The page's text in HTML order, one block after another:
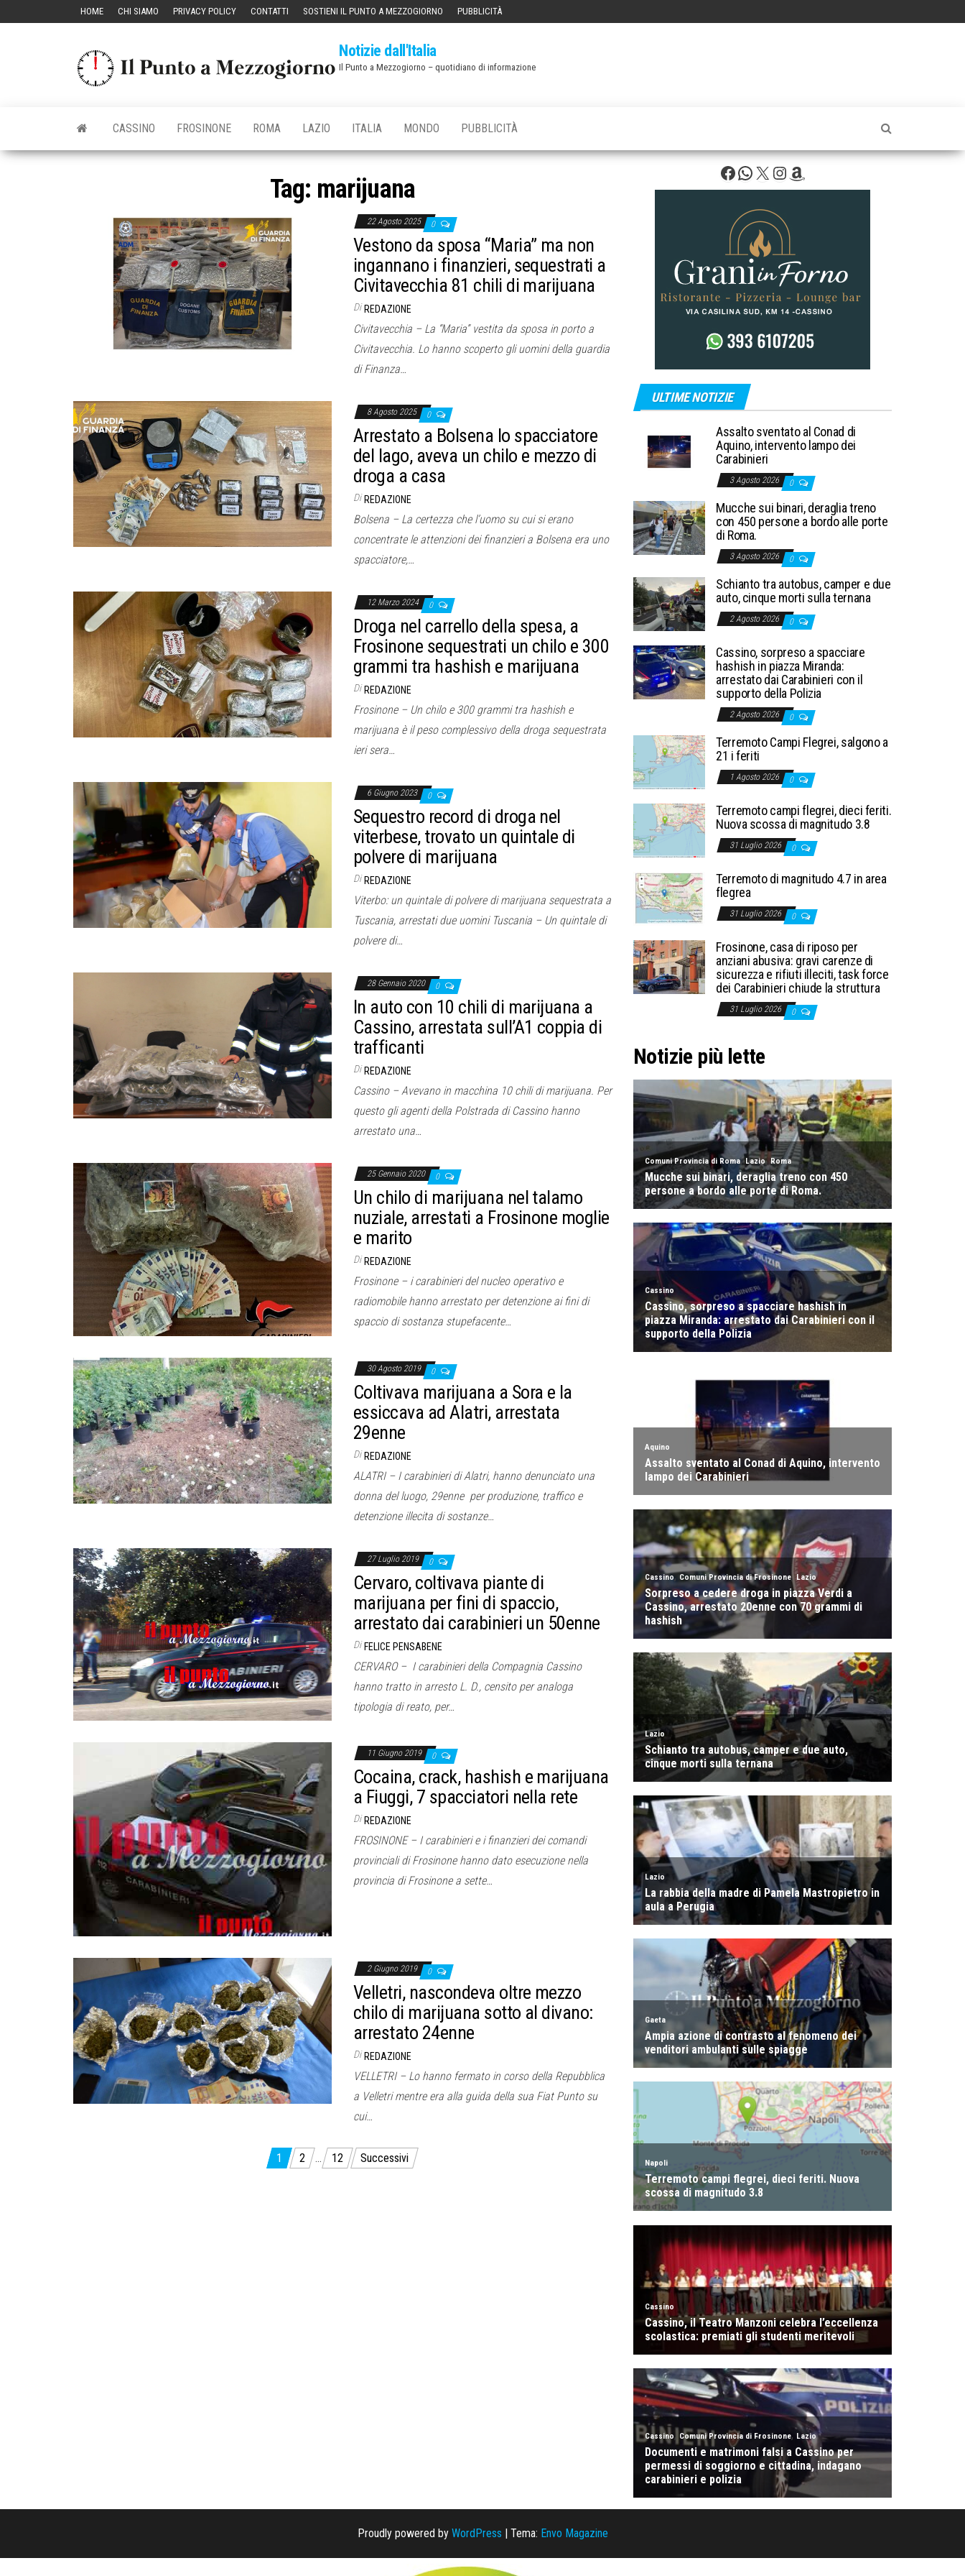
HOME CHI SIAMO PRIVACY POLICY CONTATTI SOSTIENI IL PUNTO A MEZZOGIORNO PUBBLICITÀ
Notizie dall'Italia
Il Punto a Mezzogiorno – quotidiano di informazione
CASSINO FROSINONE ROMA LAZIO ITALIA MONDO PUBBLICITÀ
Tag: marijuana
22 Agosto 2025 0
Vestono da sposa “Maria” ma non
ingannano i finanzieri, sequestrati a
Civitavecchia 81 chili di marijuana
Di REDAZIONE
Civitavecchia – La “Maria” vestita da sposa in porto a
Civitavecchia. Lo hanno scoperto gli uomini della guardia
di Finanza…
8 Agosto 2025 0
Arrestato a Bolsena lo spacciatore
del lago, aveva un chilo e mezzo di
droga a casa
Di REDAZIONE
Bolsena – La certezza che l’uomo su cui si erano
concentrate le attenzioni dei finanzieri a Bolsena era uno
spacciatore,…
12 Marzo 2024 0
Droga nel carrello della spesa, a
Frosinone sequestrati un chilo e 300
grammi tra hashish e marijuana
Di REDAZIONE
Frosinone – Un chilo e 300 grammi tra hashish e
marijuana è il peso complessivo della droga sequestrata
ieri sera…
6 Giugno 2023 0
Sequestro record di droga nel
viterbese, trovato un quintale di
polvere di marijuana
Di REDAZIONE
Viterbo: un quintale di polvere di marijuana sequestrata a
Tuscania, arrestati due uomini Tuscania – Un quintale di
polvere di…
28 Gennaio 2020 0
In auto con 10 chili di marijuana a
Cassino, arrestata sull’A1 coppia di
trafficanti
Di REDAZIONE
Cassino – Avevano in macchina 10 chili di marijuana. Per
questo gli agenti della Polstrada di Cassino hanno
arrestato una…
25 Gennaio 2020 0
Un chilo di marijuana nel talamo
nuziale, arrestati a Frosinone moglie
e marito
Di REDAZIONE
Frosinone – i carabinieri del nucleo operativo e
radiomobile hanno arrestato per detenzione ai fini di
spaccio di sostanza stupefacente…
30 Agosto 2019 0
Coltivava marijuana a Sora e la
essiccava ad Alatri, arrestata
29enne
Di REDAZIONE
ALATRI – I carabinieri di Alatri, hanno denunciato una
donna del luogo, 29enne per produzione, traffico e
detenzione illecita di sostanze…
27 Luglio 2019 0
Cervaro, coltivava piante di
marijuana per fini di spaccio,
arrestato dai carabinieri un 50enne
Di FELICE PENSABENE
CERVARO – I carabinieri della Compagnia Cassino
hanno tratto in arresto L. D., censito per analoga
tipologia di reato, per…
11 Giugno 2019 0
Cocaina, crack, hashish e marijuana
a Fiuggi, 7 spacciatori nella rete
Di REDAZIONE
FROSINONE – I carabinieri e i finanzieri dei comandi
provinciali di Frosinone hanno dato esecuzione nella
provincia di Frosinone a sette…
2 Giugno 2019 0
Velletri, nascondeva oltre mezzo
chilo di marijuana sotto al divano:
arrestato 24enne
Di REDAZIONE
VELLETRI – Lo hanno fermato in corso della Repubblica
a Velletri mentre era alla guida della sua Fiat Punto su
cui…
1 2 … 12 Successivi
Facebook
WhatsApp
X Instagram
Amazon
ULTIME NOTIZIE
Assalto sventato al Conad di
Aquino, intervento lampo dei
Carabinieri
3 Agosto 2026 0
Mucche sui binari, deraglia treno
con 450 persone a bordo alle porte
di Roma.
3 Agosto 2026 0
Schianto tra autobus, camper e due
auto, cinque morti sulla ternana
2 Agosto 2026 0
Cassino, sorpreso a spacciare
hashish in piazza Miranda:
arrestato dai Carabinieri con il
supporto della Polizia
2 Agosto 2026 0
Terremoto Campi Flegrei, salgono a
21 i feriti
1 Agosto 2026 0
Terremoto campi flegrei, dieci feriti.
Nuova scossa di magnitudo 3.8
31 Luglio 2026 0
Terremoto di magnitudo 4.7 in area
flegrea
31 Luglio 2026 0
Frosinone, casa di riposo per
anziani abusiva: gravi carenze di
sicurezza e rifiuti illeciti, task force
dei Carabinieri chiude la struttura
31 Luglio 2026 0
Notizie più lette
Proudly powered by WordPress | Tema: Envo Magazine